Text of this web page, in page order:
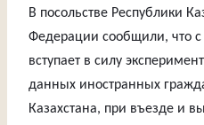
В посольстве Республики
Федерации сообщили, что с
вступает в силу
данных иностранных
Казахстана, при въезде и